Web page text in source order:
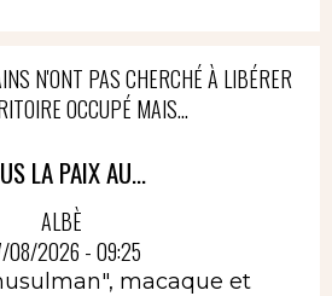
N'ONT PAS CHERCHÉ À LIBÉRER
OCCUPÉ MAIS...
LA PAIX AU...
ALBÈ
08/2026 - 09:25
macaque et